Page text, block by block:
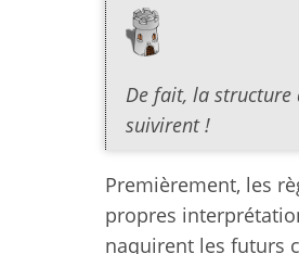
De fait, la structure
suivirent !
Premièrement, les
propres
naquirent les futurs